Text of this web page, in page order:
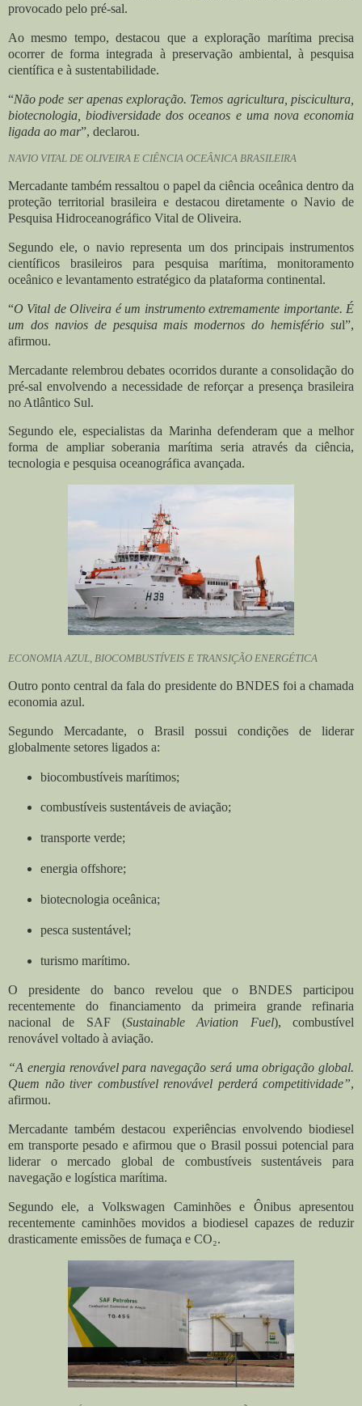
provocado pelo pré-sal.
Ao mesmo tempo, destacou que a exploração marítima precisa
ocorrer de forma integrada à preservação ambiental, à pesquisa
científica e à sustentabilidade.
“Não pode ser apenas exploração. Temos agricultura, piscicultura,
biotecnologia, biodiversidade dos oceanos e uma nova economia
ligada ao mar”, declarou.
NAVIO VITAL DE OLIVEIRA E CIÊNCIA OCEÂNICA BRASILEIRA
Mercadante também ressaltou o papel da ciência oceânica dentro da
proteção territorial brasileira e destacou diretamente o Navio de
Pesquisa Hidroceanográfico Vital de Oliveira.
Segundo ele, o navio representa um dos principais instrumentos
científicos brasileiros para pesquisa marítima, monitoramento
oceânico e levantamento estratégico da plataforma continental.
“O Vital de Oliveira é um instrumento extremamente importante. É
um dos navios de pesquisa mais modernos do hemisfério sul”,
afirmou.
Mercadante relembrou debates ocorridos durante a consolidação do
pré-sal envolvendo a necessidade de reforçar a presença brasileira
no Atlântico Sul.
Segundo ele, especialistas da Marinha defenderam que a melhor
forma de ampliar soberania marítima seria através da ciência,
tecnologia e pesquisa oceanográfica avançada.
ECONOMIA AZUL, BIOCOMBUSTÍVEIS E TRANSIÇÃO ENERGÉTICA
Outro ponto central da fala do presidente do BNDES foi a chamada
economia azul.
Segundo Mercadante, o Brasil possui condições de liderar
globalmente setores ligados a:
biocombustíveis marítimos;
combustíveis sustentáveis de aviação;
transporte verde;
energia offshore;
biotecnologia oceânica;
pesca sustentável;
turismo marítimo.
O presidente do banco revelou que o BNDES participou
recentemente do financiamento da primeira grande refinaria
nacional de SAF (Sustainable Aviation Fuel), combustível
renovável voltado à aviação.
“A energia renovável para navegação será uma obrigação global.
Quem não tiver combustível renovável perderá competitividade”,
afirmou.
Mercadante também destacou experiências envolvendo biodiesel
em transporte pesado e afirmou que o Brasil possui potencial para
liderar o mercado global de combustíveis sustentáveis para
navegação e logística marítima.
Segundo ele, a Volkswagen Caminhões e Ônibus apresentou
recentemente caminhões movidos a biodiesel capazes de reduzir
drasticamente emissões de fumaça e CO₂.